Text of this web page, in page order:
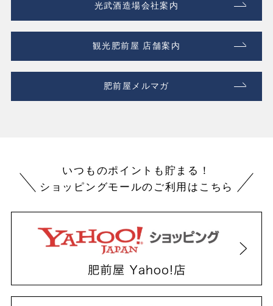
光武酒造場会社案内
観光肥前屋 店舗案内
肥前屋メルマガ
いつものポイントも貯まる！
ショッピングモールのご利用はこちら